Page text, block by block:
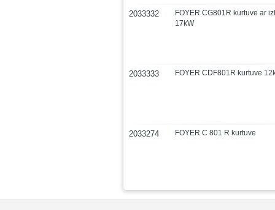
2033332
FOYER CG801R kurtuve ar
17kW
2033333 FOYER CDF801R kurtuve
2033274 FOYER C 801 R kurtuve